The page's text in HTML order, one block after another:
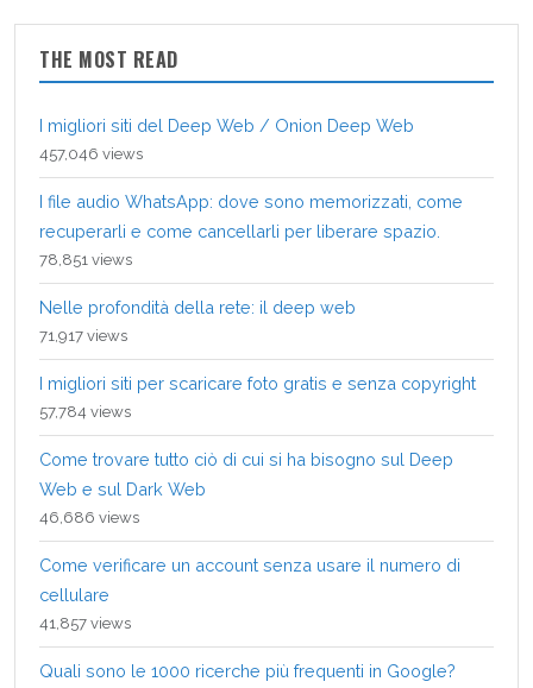
THE MOST READ
I migliori siti del Deep Web / Onion Deep Web
457,046 views
I file audio WhatsApp: dove sono memorizzati, come
recuperarli e come cancellarli per liberare spazio.
78,851 views
Nelle profondità della rete: il deep web
71,917 views
I migliori siti per scaricare foto gratis e senza copyright
57,784 views
Come trovare tutto ciò di cui si ha bisogno sul Deep
Web e sul Dark Web
46,686 views
Come verificare un account senza usare il numero di
cellulare
41,857 views
Quali sono le 1000 ricerche più frequenti in Google?